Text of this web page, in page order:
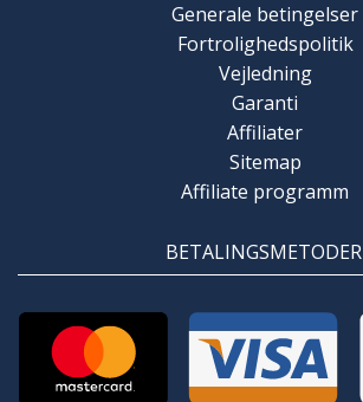
Generale betingelser
Fortrolighedspolitik
Vejledning
Garanti
Affiliater
Sitemap
Affiliate programm
BETALINGSMETODER